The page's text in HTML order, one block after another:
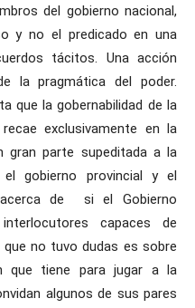
del gobierno nacional,
y no el predicado en una
tácitos. Una acción
la pragmática del poder.
que la gobernabilidad de la
exclusivamente en la
gran parte supeditada a la
gobierno provincial y el
de si el Gobierno
capaces de
no tuvo dudas es sobre
que tiene para jugar a la
algunos de sus pares